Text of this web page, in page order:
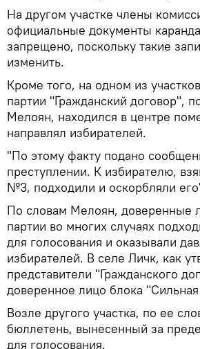
На другом участке члены
официальные документы
запрещено, поскольку такие
изменить.
Кроме того, на одном из
партии "Гражданский договор",
Мелоян, находился в центре
направлял избирателей.
"По этому факту подано
преступлении. К избирателю,
№3, подходили и оскорбляли
По словам Мелоян, доверенные
партии во многих случаях
для голосования и оказывали
избирателей. В селе Личк, как
представители "Гражданского
доверенное лицо блока
Возле другого участка, по ее
бюллетень, вынесенный за
для голосования.